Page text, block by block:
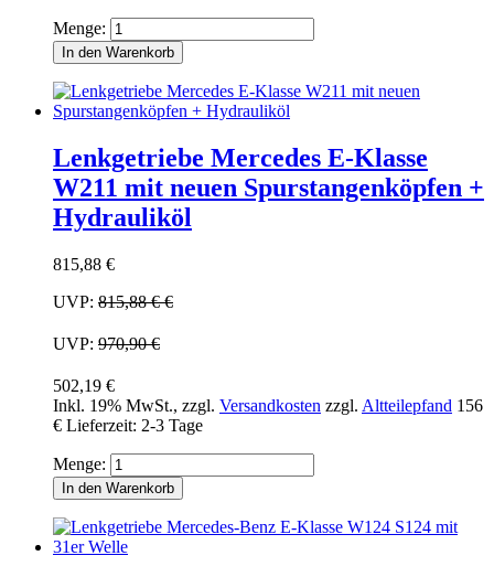
Menge:
In den Warenkorb
Lenkgetriebe Mercedes E-Klasse
W211 mit neuen Spurstangenköpfen +
Hydrauliköl
815,88 €
UVP: 815,88 €€
UVP: 970,90 €
502,19 €
Inkl. 19% MwSt., zzgl. Versandkosten zzgl. Altteilepfand 156
€ Lieferzeit: 2-3 Tage
Menge:
In den Warenkorb